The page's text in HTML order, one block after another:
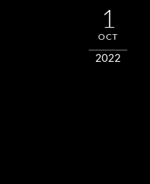
1
OCT
2022